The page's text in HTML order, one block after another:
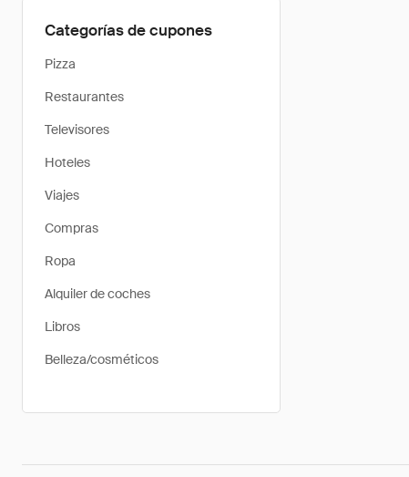
Categorías de cupones
Pizza
Restaurantes
Televisores
Hoteles
Viajes
Compras
Ropa
Alquiler de coches
Libros
Belleza/cosméticos